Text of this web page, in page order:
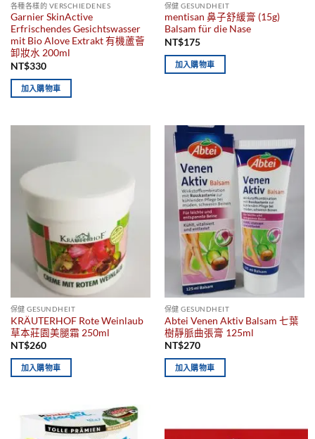
各種各樣的 VERSCHIEDENES
Garnier SkinActive
Erfrischendes Gesichtswasser
mit Bio Alove Extrakt 有機蘆薈
卸妝水 200ml
NT$330
加入購物車
保健 GESUNDHEIT
mentisan 鼻子舒緩膏 (15g)
Balsam für die Nase
NT$175
加入購物車
保健 GESUNDHEIT
KRÄUTERHOF Rote Weinlaub
草本莊園美腿霜 250ml
NT$260
加入購物車
保健 GESUNDHEIT
Abtei Venen Aktiv Balsam 七葉
樹靜脈曲張膏 125ml
NT$270
加入購物車